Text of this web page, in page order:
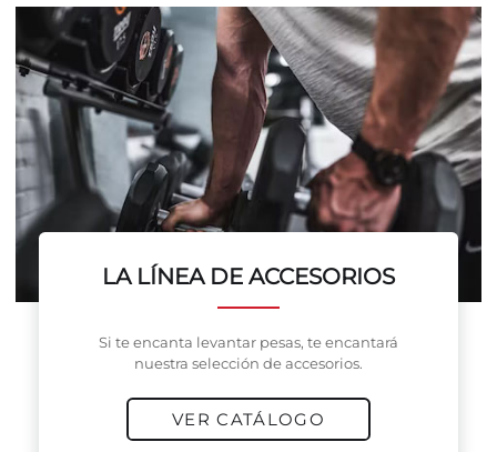
LA LÍNEA DE ACCESORIOS
Si te encanta levantar pesas, te encantará
nuestra selección de accesorios.
VER CATÁLOGO